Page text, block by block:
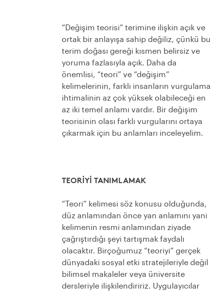
“Değişim teorisi” terimine ilişkin açık ve
ortak bir anlayışa sahip değiliz, çünkü bu
terim doğası gereği kısmen belirsiz ve
yoruma fazlasıyla açık. Daha da
önemlisi, “teori” ve “değişim”
kelimelerinin, farklı insanların vurgulama
ihtimalinin az çok yüksek olabileceği en
az iki temel anlamı vardır. Bir değişim
teorisinin olası farklı vurgularını ortaya
çıkarmak için bu anlamları inceleyelim.
TEORİYİ TANIMLAMAK
“Teori” kelimesi söz konusu olduğunda,
düz anlamından önce yan anlamını yani
kelimenin resmi anlamından ziyade
çağrıştırdığı şeyi tartışmak faydalı
olacaktır. Birçoğumuz “teoriyi” gerçek
dünyadaki sosyal etki stratejileriyle değil
bilimsel makaleler veya üniversite
dersleriyle ilişkilendiririz. Uygulayıcılar